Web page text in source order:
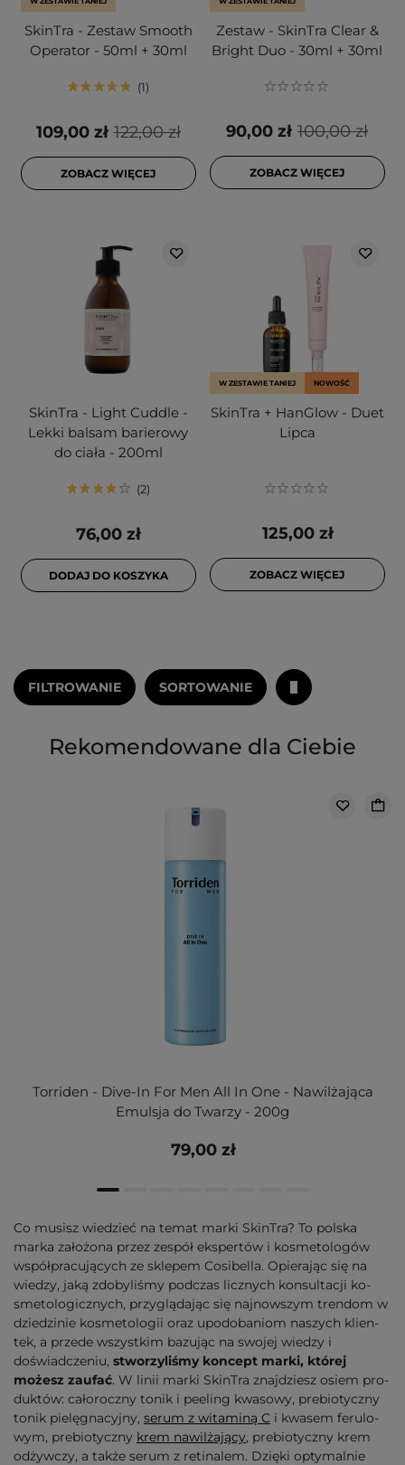
SkinTra - Zestaw Smooth
Operator - 50ml + 30ml
1
122,00 zł
109,00 zł
ZOBACZ WIĘCEJ
Zestaw - SkinTra Clear &
Bright Duo - 30ml + 30ml
100,00 zł
90,00 zł
ZOBACZ WIĘCEJ
SkinTra - Light Cuddle -
Lekki balsam barierowy
do ciała - 200ml
2
76,00 zł
DODAJ DO KOSZYKA
W ZESTAWIE TANIEJ NOWOŚĆ
SkinTra + HanGlow - Duet
Lipca
125,00 zł
ZOBACZ WIĘCEJ
FILTROWANIE SORTOWANIE
Rekomendowane dla Ciebie
Torriden - Dive-In For Men All In One - Nawilżająca
Emulsja do Twarzy - 200g
79,00 zł
Co musisz wiedzieć na temat marki SkinTra? To polska
marka założona przez ze­spół ekspertów i kosmetologów
współpracujących ze sklepem Co­si­bel­la. Opierając się na
wiedzy, jaką zdobyliśmy podczas licznych kon­sul­ta­cji ko­
sme­to­lo­gicz­nych, przyglądając się najnowszym tren­dom w
dziedzinie kosmetologii oraz upodo­baniom naszych klien­
tek, a przede wszystkim bazując na swojej wiedzy i
doświadczeniu, stworzyliśmy koncept marki, której
możesz zaufać. W linii marki SkinTra znaj­dziesz osiem pro­
duk­tów: całoroczny tonik i peeling kwasowy, pre­bio­tycz­ny
to­nik pie­lę­gna­cyj­ny, se­rum z wi­ta­mi­ną C i kwa­sem fe­ru­lo­
wym, prebiotyczny krem nawilżający, prebiotyczny krem
odżywczy, a także se­rum z re­ti­nalem. Dzięki optymalnie